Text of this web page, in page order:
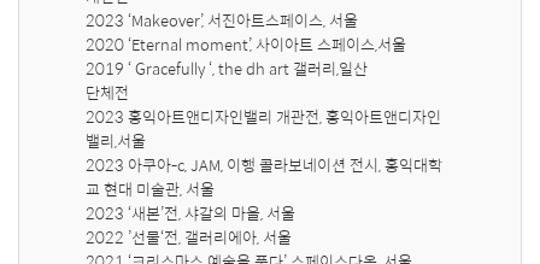
2023 ‘Makeover’, 서진아트스페이스, 서울
2020 ‘Eternal moment’, 사이아트 스페이스,서울
2019 ‘ Gracefully ‘, the dh art 갤러리,일산
단체전
2023 홍익아트앤디자인밸리 개관전, 홍익아트앤디자인
밸리,서울
2023 아쿠아-c, JAM, 이행 콜라보네이션 전시, 홍익대학
교 현대 미술관, 서울
2023 ‘새본’전, 샤갈의 마을, 서울
2022 ’선물‘전, 갤러리에아, 서울